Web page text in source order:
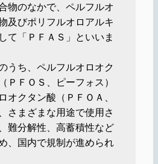
物のなかで、ペルフルオ
及びポリフルオロアルキ
て「ＰＦＡＳ」といいま
うち、ペルフルオロオク
ＰＦＯＳ、ピーフォス）
オクタン酸（ＰＦＯＡ、
さまざまな用途で使用さ
難分解性、高蓄積性など
、国内で規制が進められ